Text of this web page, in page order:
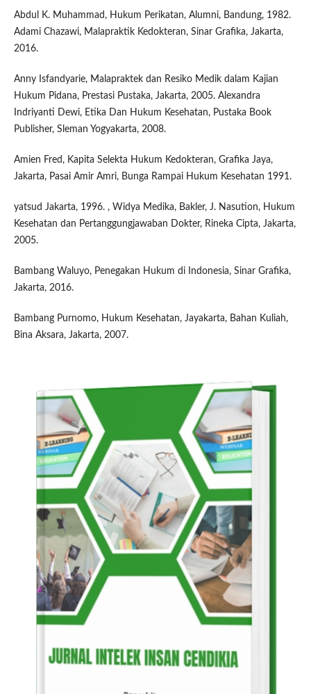
Abdul K. Muhammad, Hukum Perikatan, Alumni, Bandung, 1982.
Adami Chazawi, Malapraktik Kedokteran, Sinar Grafika, Jakarta,
2016.
Anny Isfandyarie, Malapraktek dan Resiko Medik dalam Kajian
Hukum Pidana, Prestasi Pustaka, Jakarta, 2005. Alexandra
Indriyanti Dewi, Etika Dan Hukum Kesehatan, Pustaka Book
Publisher, Sleman Yogyakarta, 2008.
Amien Fred, Kapita Selekta Hukum Kedokteran, Grafika Jaya,
Jakarta, Pasai Amir Amri, Bunga Rampai Hukum Kesehatan 1991.
yatsud Jakarta, 1996. , Widya Medika, Bakler, J. Nasution, Hukum
Kesehatan dan Pertanggungjawaban Dokter, Rineka Cipta, Jakarta,
2005.
Bambang Waluyo, Penegakan Hukum di Indonesia, Sinar Grafika,
Jakarta, 2016.
Bambang Purnomo, Hukum Kesehatan, Jayakarta, Bahan Kuliah,
Bina Aksara, Jakarta, 2007.